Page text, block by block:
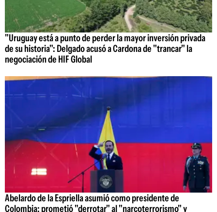
"Uruguay está a punto de perder la mayor inversión privada
de su historia": Delgado acusó a Cardona de "trancar" la
negociación de HIF Global
Abelardo de la Espriella asumió como presidente de
Colombia: prometió "derrotar" al "narcoterrorismo" y